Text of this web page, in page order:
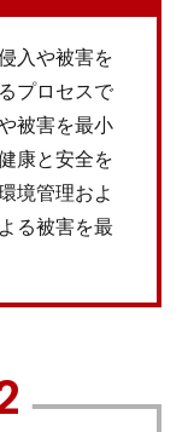
入や被害を
プロセスで
被害を最小
康と安全を
境管理およ
る被害を最